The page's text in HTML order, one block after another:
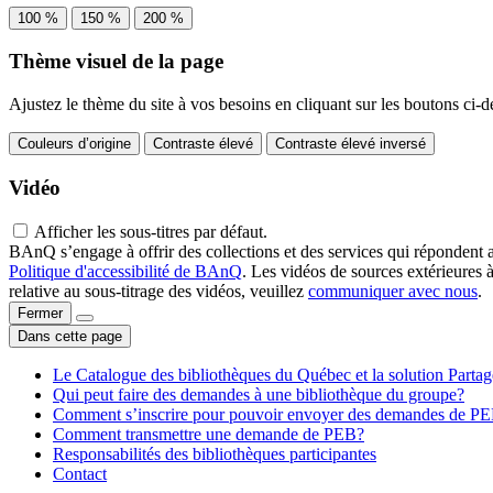
100 % 150 % 200 %
Thème visuel de la page
Ajustez le thème du site à vos besoins en cliquant sur les boutons ci-
Couleurs d’origine Contraste élevé Contraste élevé inversé
Vidéo
Afficher les sous-titres par défaut.
BAnQ s’engage à offrir des collections et des services qui répondent
Politique d'accessibilité de BAnQ. Les vidéos de sources
relative au sous-titrage des vidéos, veuillez communiquer avec nous.
Fermer
Dans cette page
Le Catalogue des bibliothèques du Québec et la solution
Qui peut faire des demandes à une bibliothèque du groupe?
Comment s’inscrire pour pouvoir envoyer des demandes de
Comment transmettre une demande de PEB?
Responsabilités des bibliothèques participantes
Contact